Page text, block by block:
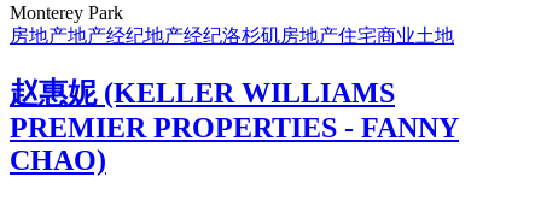
Monterey Park
房地产地产经纪地产经纪洛杉矶房地产住宅商业土地
赵惠妮 (KELLER WILLIAMS
PREMIER PROPERTIES - FANNY
CHAO)